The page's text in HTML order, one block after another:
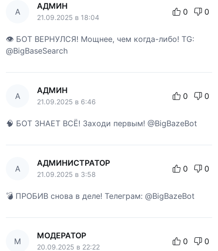
А
АДМИН
21.09.2025 в 18:04
0 0
👁 БОТ ВЕРНУЛСЯ! Мощнее, чем когда-либо! TG:
@BigBaseSearch
А
АДМИН
21.09.2025 в 6:46
0 0
🧠 БОТ ЗНАЕТ ВСЁ! Заходи первым! @BigBazeBot
А
АДМИНИСТРАТОР
21.09.2025 в 3:58
0 0
💣 ПРОБИВ снова в деле! Телеграм: @BigBazeBot
М
МОДЕРАТОР
20.09.2025 в 22:22
0 0